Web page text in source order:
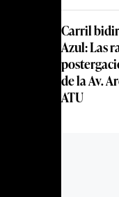
Carril
Azul: Las
de la Av.
ATU